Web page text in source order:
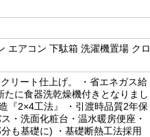
エアコン 下駄箱 洗濯機置場 クロ
リート仕上げ。 ・省エネガス給
に食器洗乾燥機付きとなりまし
『2×4工法』 ・引渡時品質2年保
・洗面化粧台・温水暖房便座・
も基礎に) ・基礎断熱工法採用